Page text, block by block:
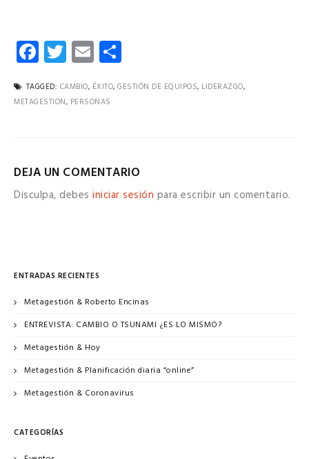
Facebook
Twitter
Email
TAGGED: CAMBIO, ÉXITO, GESTIÓN DE EQUIPOS, LIDERAZGO,
METAGESTION, PERSONAS
DEJA UN COMENTARIO
Disculpa, debes iniciar sesión para escribir un comentario.
ENTRADAS RECIENTES
Metagestión & Roberto Encinas
ENTREVISTA: CAMBIO O TSUNAMI ¿ES LO MISMO?
Metagestión & Hoy
Metagestión & Planificación diaria “online”
Metagestión & Coronavirus
CATEGORÍAS